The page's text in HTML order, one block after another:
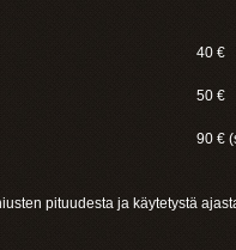
40 €
50 €
90 €
pituudesta ja käytetystä